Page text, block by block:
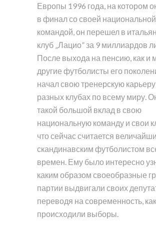
Европы 1996 года, на котором
в финал со своей национальной
командой, он перешел в
клуб „Лацио” за 9 миллиардов
После выхода на пенсию, как и
другие футболисты его
начал свою тренерскую
разных клубах по всему миру.
такой большой вклад в свою
национальную команду и свои
что сейчас считается
скандинавским футболистом
времен. Ему было интересно
каким образом своеобразные
партии выдвигали своих
переводя на современность, как
происходили выборы.